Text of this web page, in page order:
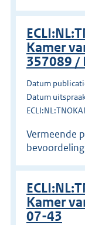
Kamer
357089 /
Datum
Datum
Vermeende
Kamer
07-43